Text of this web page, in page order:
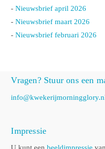
-Nieuwsbrief april 2026
-Nieuwsbrief maart 2026
-Nieuwsbrief februari 2026
Vragen? Stuur ons een
Impressie